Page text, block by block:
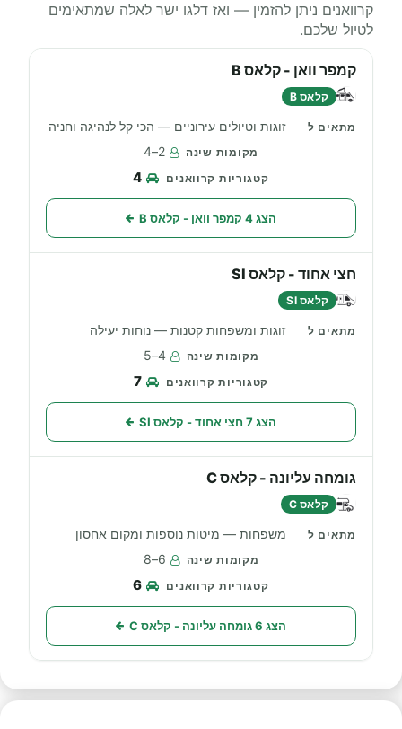
קרוואנים ניתן להזמין — ואז דלגו ישר לאלה שמתאימים
לטיול שלכם.
קמפר וואן - קלאס B
קלאס B
זוגות וטיולים עירוניים — הכי קל לנהיגה וחניה
2–4
4
הצג 4 קמפר וואן - קלאס B
חצי אחוד - קלאס SI
קלאס SI
זוגות ומשפחות קטנות — נוחות יעילה
4–5
7
הצג 7 חצי אחוד - קלאס SI
גומחה עליונה - קלאס C
קלאס C
משפחות — מיטות נוספות ומקום אחסון
6–8
6
הצג 6 גומחה עליונה - קלאס C